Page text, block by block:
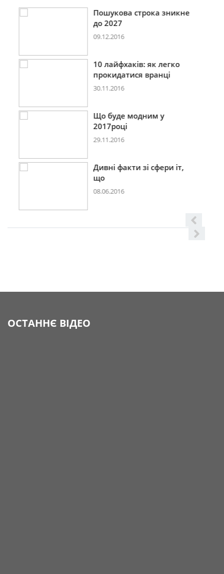
Пошукова строка зникне
до 2027
09.12.2016
10 лайфхаків: як легко
прокидатися вранці
30.11.2016
Що буде модним у
2017році
29.11.2016
Дивні факти зі сфери іт,
08.06.2016
ОСТАННЄ ВІДЕО